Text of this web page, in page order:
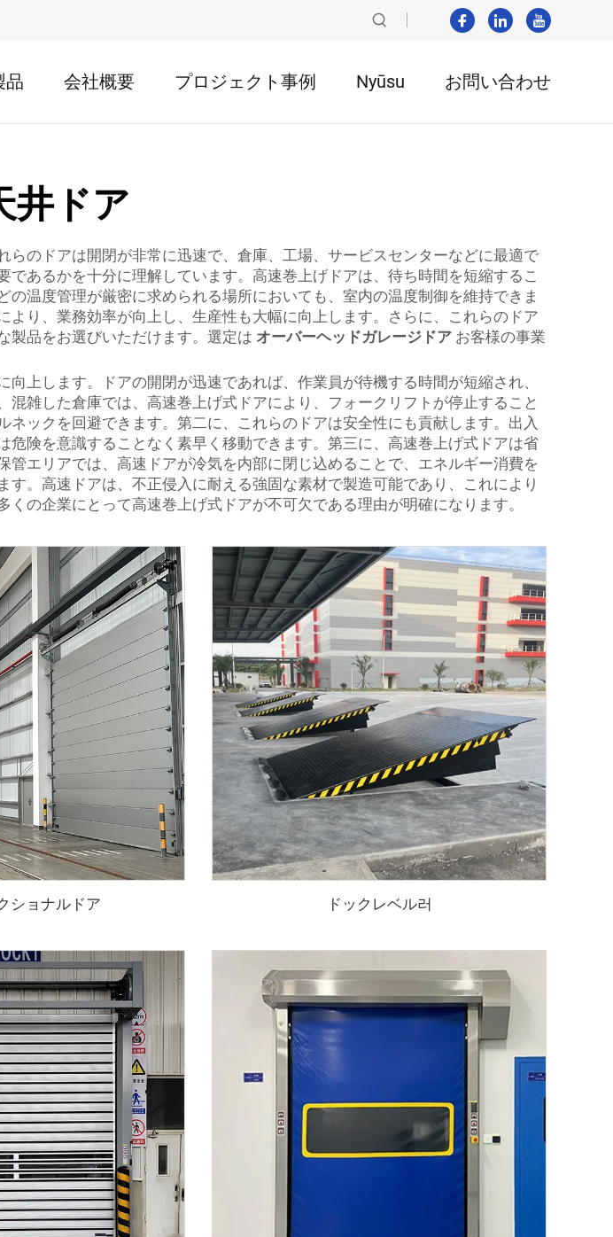
品 会社概要 プロジェクト事例 Nyūsu お問い合わせ
井ドア
のドアは開閉が非常に迅速で、倉庫、工場、サービスセンターなどに最適で
あるかを十分に理解しています。高速巻上げドアは、待ち時間を短縮するこ
温度管理が厳密に求められる場所においても、室内の温度制御を維持できま
り、業務効率が向上し、生産性も大幅に向上します。さらに、これらのドア
製品をお選びいただけます。選定は オーバーヘッドガレージドア お客様の事業
上します。ドアの開閉が迅速であれば、作業員が待機する時間が短縮され、
雑した倉庫では、高速巻上げ式ドアにより、フォークリフトが停止すること
ックを回避できます。第二に、これらのドアは安全性にも貢献します。出入
険を意識することなく素早く移動できます。第三に、高速巻上げ式ドアは省
エリアでは、高速ドアが冷気を内部に閉じ込めることで、エネルギー消費を
。高速ドアは、不正侵入に耐える強固な素材で製造可能であり、これにより
の企業にとって高速巻上げ式ドアが不可欠である理由が明確になります。
ショナルドア ドックレベル러